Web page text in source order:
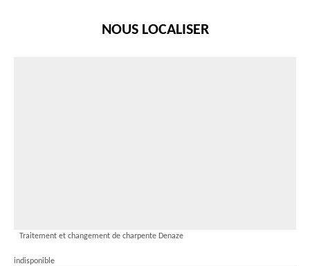
NOUS LOCALISER
Traitement et changement de charpente Denaze
indisponible